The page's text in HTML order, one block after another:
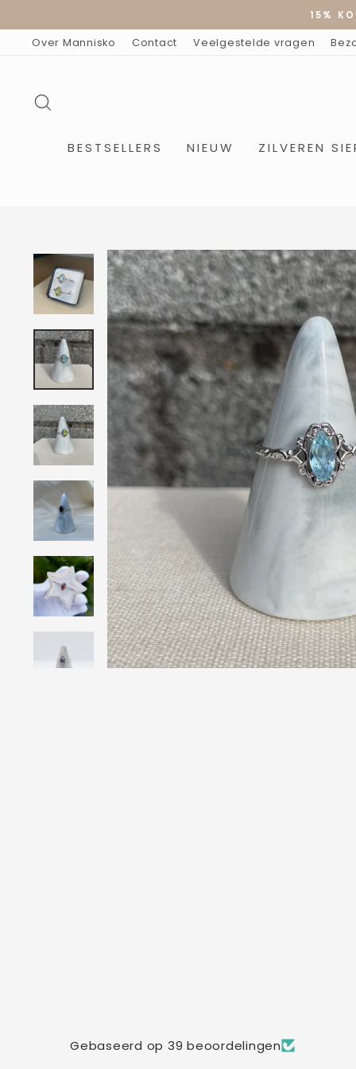
artikel
15%
Over Mannisko Contact Veelgestelde vragen
BESTSELLERS NIEUW ZILVEREN
Gebaseerd op 39 beoordelingen